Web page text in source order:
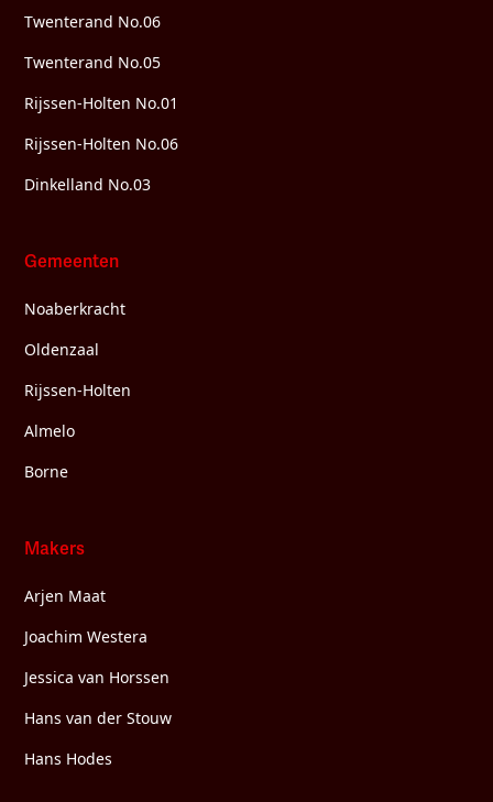
Twenterand No.06
Twenterand No.05
Rijssen-Holten No.01
Rijssen-Holten No.06
Dinkelland No.03
Gemeenten
Noaberkracht
Oldenzaal
Rijssen-Holten
Almelo
Borne
Makers
Arjen Maat
Joachim Westera
Jessica van Horssen
Hans van der Stouw
Hans Hodes